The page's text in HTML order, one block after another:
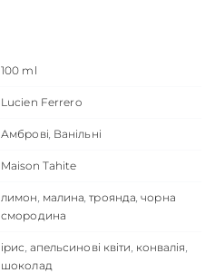
100 ml
Lucien Ferrero
Амброві Ванільні
Maison Tahite
лимон малина ,троянда ,чорна
смородина
ірис апельсинові квіти конвалія
шоколад